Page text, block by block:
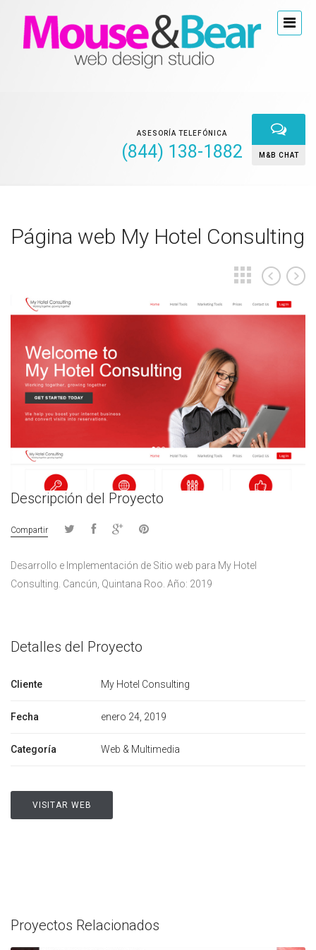
ASESORÍA TELEFÓNICA
(844) 138-1882 M&B CHAT
Página web My Hotel Consulting
Descripción del Proyecto
Compartir
Desarrollo e Implementación de Sitio web para My Hotel
Consulting. Cancún, Quintana Roo. Año: 2019
Detalles del Proyecto
Cliente My Hotel Consulting
Fecha enero 24, 2019
Categoría Web & Multimedia
VISITAR WEB
Proyectos Relacionados